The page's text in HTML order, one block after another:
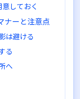
しておく
ナーと注意点
は避ける
る
へ